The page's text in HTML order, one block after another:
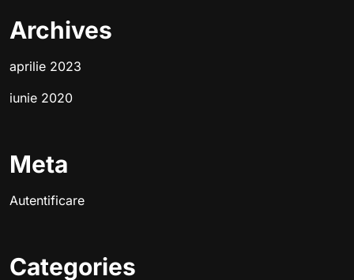
Archives
aprilie 2023
iunie 2020
Meta
Autentificare
Categories